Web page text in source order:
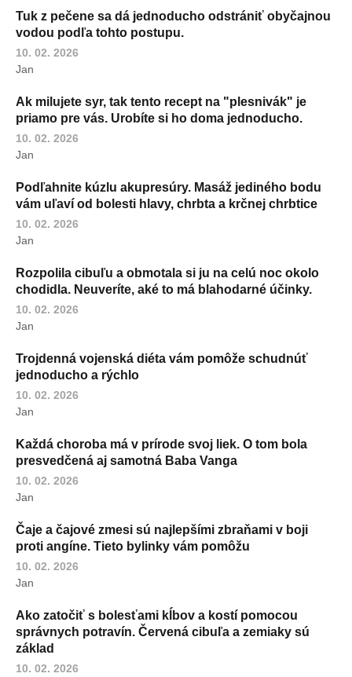
Tuk z pečene sa dá jednoducho odstrániť obyčajnou
vodou podľa tohto postupu.
10. 02. 2026
Jan
Ak milujete syr, tak tento recept na "plesnivák" je
priamo pre vás. Urobíte si ho doma jednoducho.
10. 02. 2026
Jan
Podľahnite kúzlu akupresúry. Masáž jediného bodu
vám uľaví od bolesti hlavy, chrbta a krčnej chrbtice
10. 02. 2026
Jan
Rozpolila cibuľu a obmotala si ju na celú noc okolo
chodidla. Neuveríte, aké to má blahodarné účinky.
10. 02. 2026
Jan
Trojdenná vojenská diéta vám pomôže schudnúť
jednoducho a rýchlo
10. 02. 2026
Jan
Každá choroba má v prírode svoj liek. O tom bola
presvedčená aj samotná Baba Vanga
10. 02. 2026
Jan
Čaje a čajové zmesi sú najlepšími zbraňami v boji
proti angíne. Tieto bylinky vám pomôžu
10. 02. 2026
Jan
Ako zatočiť s bolesťami kĺbov a kostí pomocou
správnych potravín. Červená cibuľa a zemiaky sú
základ
10. 02. 2026